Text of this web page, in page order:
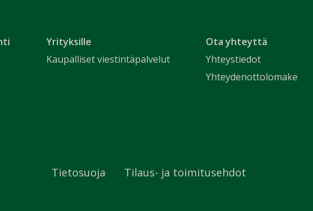
Yrityksille
Kaupalliset viestintäpalvelut
Ota yhteyttä
Yhteystiedot
Yhteydenottolomake
Tietosuoja Tilaus- ja toimitusehdot